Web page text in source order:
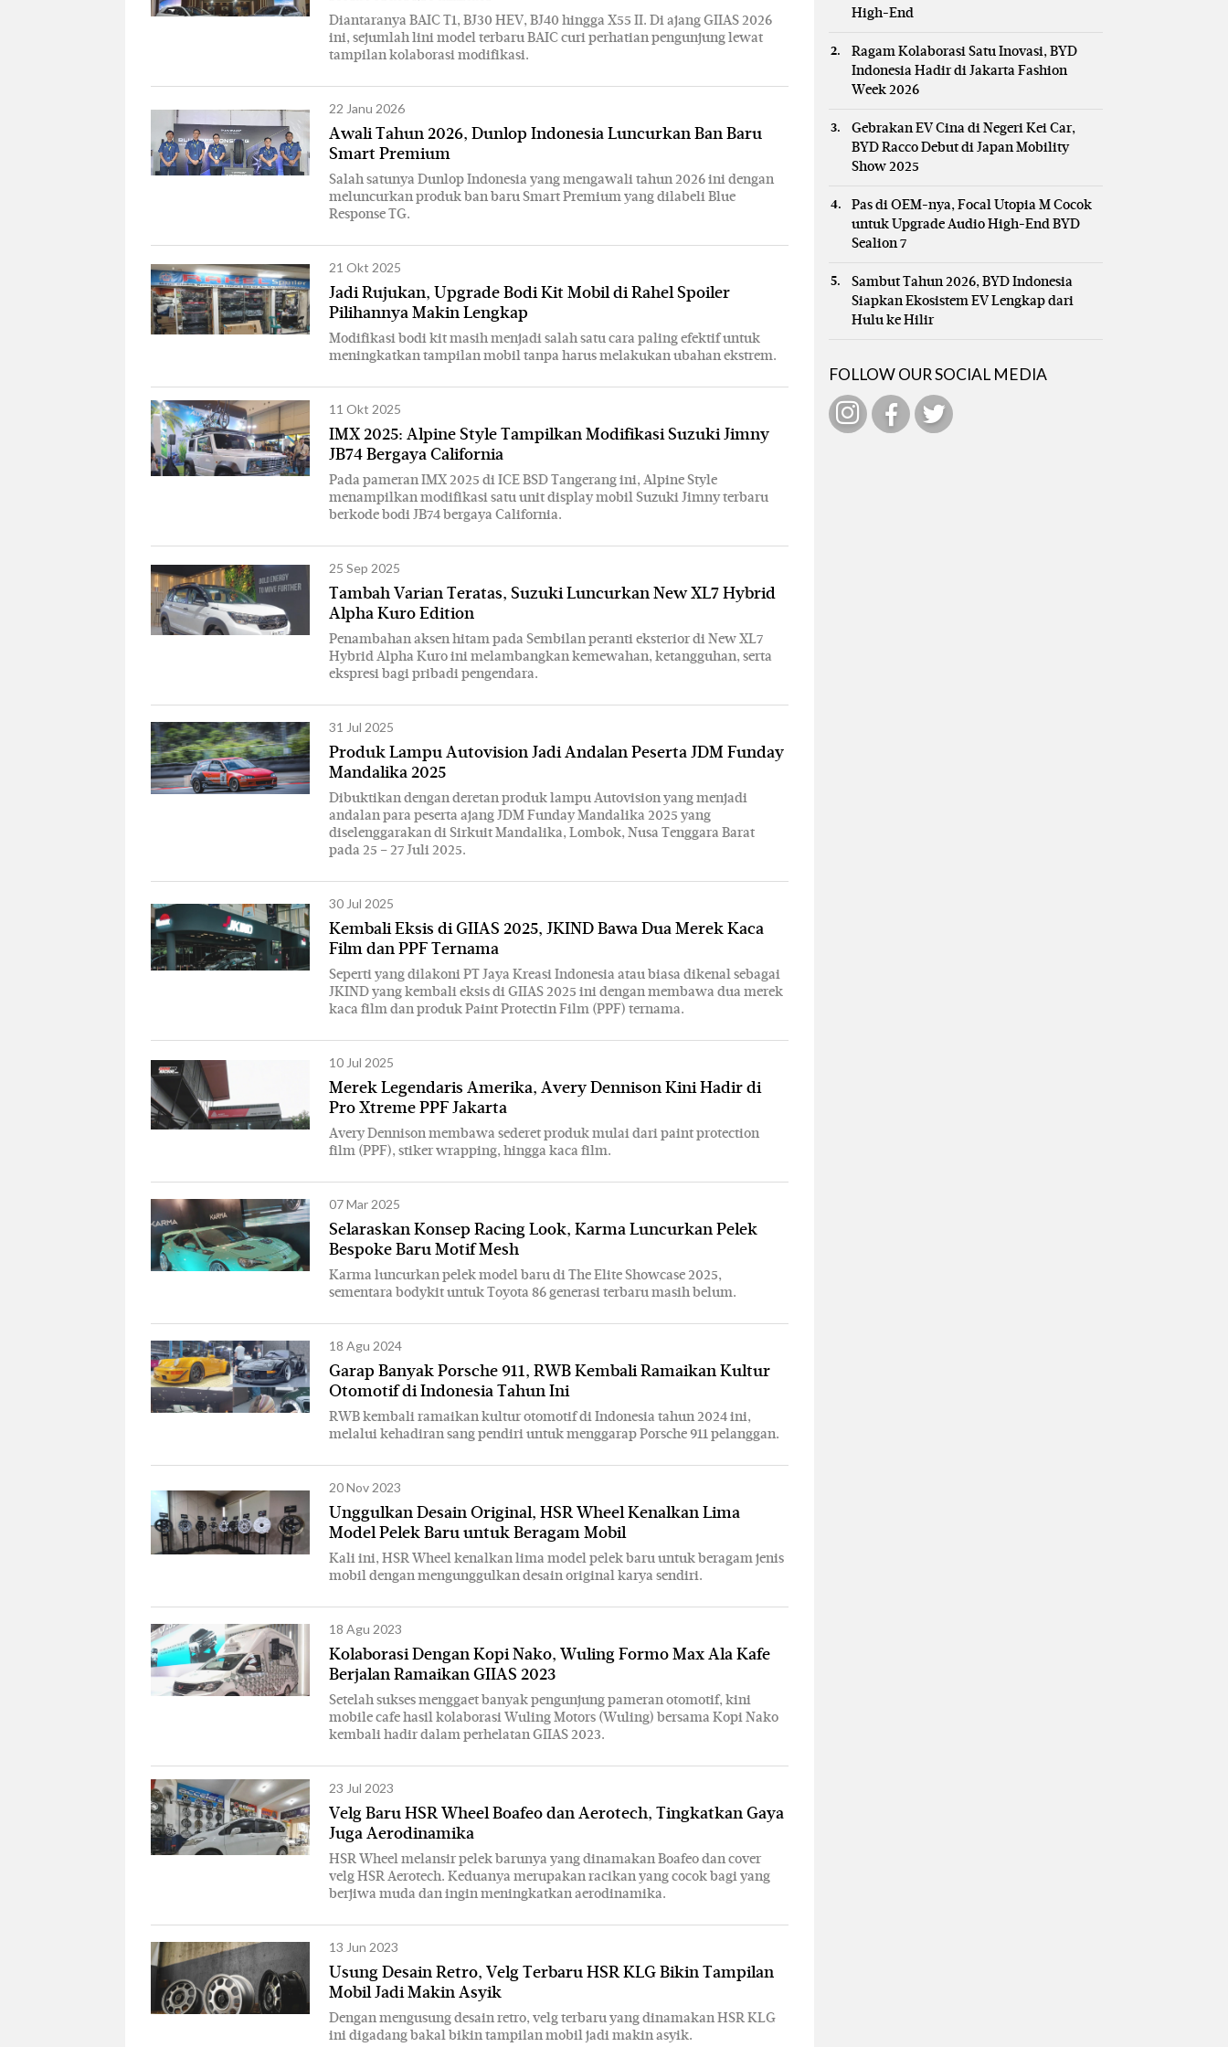
Diantaranya BAIC T1, BJ30 HEV, BJ40 hingga X55 II. Di ajang GIIAS 2026
ini, sejumlah lini model terbaru BAIC curi perhatian pengunjung lewat
tampilan kolaborasi modifikasi.
22 Janu 2026
Awali Tahun 2026, Dunlop Indonesia Luncurkan Ban Baru
Smart Premium
Salah satunya Dunlop Indonesia yang mengawali tahun 2026 ini dengan
meluncurkan produk ban baru Smart Premium yang dilabeli Blue
Response TG.
21 Okt 2025
Jadi Rujukan, Upgrade Bodi Kit Mobil di Rahel Spoiler
Pilihannya Makin Lengkap
Modifikasi bodi kit masih menjadi salah satu cara paling efektif untuk
meningkatkan tampilan mobil tanpa harus melakukan ubahan ekstrem.
11 Okt 2025
IMX 2025: Alpine Style Tampilkan Modifikasi Suzuki Jimny
JB74 Bergaya California
Pada pameran IMX 2025 di ICE BSD Tangerang ini, Alpine Style
menampilkan modifikasi satu unit display mobil Suzuki Jimny terbaru
berkode bodi JB74 bergaya California.
25 Sep 2025
Tambah Varian Teratas, Suzuki Luncurkan New XL7 Hybrid
Alpha Kuro Edition
Penambahan aksen hitam pada Sembilan peranti eksterior di New XL7
Hybrid Alpha Kuro ini melambangkan kemewahan, ketangguhan, serta
ekspresi bagi pribadi pengendara.
31 Jul 2025
Produk Lampu Autovision Jadi Andalan Peserta JDM Funday
Mandalika 2025
Dibuktikan dengan deretan produk lampu Autovision yang menjadi
andalan para peserta ajang JDM Funday Mandalika 2025 yang
diselenggarakan di Sirkuit Mandalika, Lombok, Nusa Tenggara Barat
pada 25 – 27 Juli 2025.
30 Jul 2025
Kembali Eksis di GIIAS 2025, JKIND Bawa Dua Merek Kaca
Film dan PPF Ternama
Seperti yang dilakoni PT Jaya Kreasi Indonesia atau biasa dikenal sebagai
JKIND yang kembali eksis di GIIAS 2025 ini dengan membawa dua merek
kaca film dan produk Paint Protectin Film (PPF) ternama.
10 Jul 2025
Merek Legendaris Amerika, Avery Dennison Kini Hadir di
Pro Xtreme PPF Jakarta
Avery Dennison membawa sederet produk mulai dari paint protection
film (PPF), stiker wrapping, hingga kaca film.
07 Mar 2025
Selaraskan Konsep Racing Look, Karma Luncurkan Pelek
Bespoke Baru Motif Mesh
Karma luncurkan pelek model baru di The Elite Showcase 2025,
sementara bodykit untuk Toyota 86 generasi terbaru masih belum.
18 Agu 2024
Garap Banyak Porsche 911, RWB Kembali Ramaikan Kultur
Otomotif di Indonesia Tahun Ini
RWB kembali ramaikan kultur otomotif di Indonesia tahun 2024 ini,
melalui kehadiran sang pendiri untuk menggarap Porsche 911 pelanggan.
20 Nov 2023
Unggulkan Desain Original, HSR Wheel Kenalkan Lima
Model Pelek Baru untuk Beragam Mobil
Kali ini, HSR Wheel kenalkan lima model pelek baru untuk beragam jenis
mobil dengan mengunggulkan desain original karya sendiri.
18 Agu 2023
Kolaborasi Dengan Kopi Nako, Wuling Formo Max Ala Kafe
Berjalan Ramaikan GIIAS 2023
Setelah sukses menggaet banyak pengunjung pameran otomotif, kini
mobile cafe hasil kolaborasi Wuling Motors (Wuling) bersama Kopi Nako
kembali hadir dalam perhelatan GIIAS 2023.
23 Jul 2023
Velg Baru HSR Wheel Boafeo dan Aerotech, Tingkatkan Gaya
Juga Aerodinamika
HSR Wheel melansir pelek barunya yang dinamakan Boafeo dan cover
velg HSR Aerotech. Keduanya merupakan racikan yang cocok bagi yang
berjiwa muda dan ingin meningkatkan aerodinamika.
13 Jun 2023
Usung Desain Retro, Velg Terbaru HSR KLG Bikin Tampilan
Mobil Jadi Makin Asyik
Dengan mengusung desain retro, velg terbaru yang dinamakan HSR KLG
ini digadang bakal bikin tampilan mobil jadi makin asyik.
High-End
Ragam Kolaborasi Satu Inovasi, BYD
Indonesia Hadir di Jakarta Fashion
Week 2026
Gebrakan EV Cina di Negeri Kei Car,
BYD Racco Debut di Japan Mobility
Show 2025
Pas di OEM-nya, Focal Utopia M Cocok
untuk Upgrade Audio High-End BYD
Sealion 7
Sambut Tahun 2026, BYD Indonesia
Siapkan Ekosistem EV Lengkap dari
Hulu ke Hilir
FOLLOW OUR SOCIAL MEDIA